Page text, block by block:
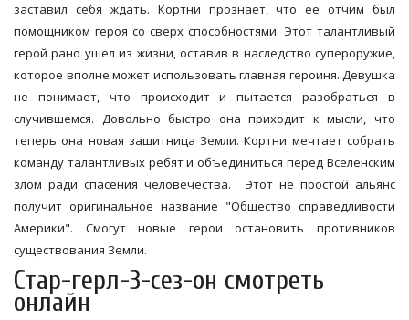
заставил себя ждать. Кортни прознает, что ее отчим был
помощником героя со сверх способностями. Этот талантливый
герой рано ушел из жизни, оставив в наследство супероружие,
которое вполне может использовать главная героиня. Девушка
не понимает, что происходит и пытается разобраться в
случившемся. Довольно быстро она приходит к мысли, что
теперь она новая защитница Земли. Кортни мечтает собрать
команду талантливых ребят и объединиться перед Вселенским
злом ради спасения человечества. Этот не простой альянс
получит оригинальное название "Общество справедливости
Америки". Смогут новые герои остановить противников
существования Земли.
Стар-герл-3-сез-он смотреть
онлайн